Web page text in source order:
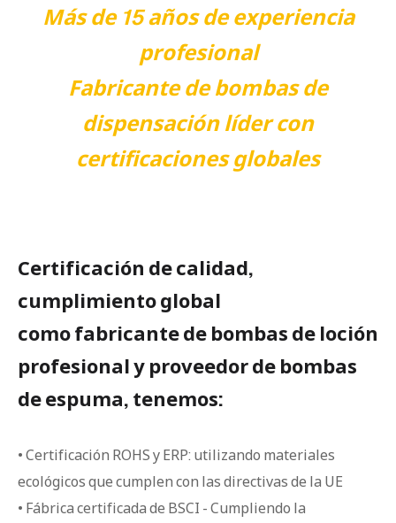
Más de 15 años de experiencia
profesional
Fabricante de bombas de
dispensación líder con
certificaciones globales
Certificación de calidad,
cumplimiento global
como fabricante de bombas de loción
profesional y proveedor de bombas
de espuma, tenemos:
• Certificación ROHS y ERP: utilizando materiales
ecológicos que cumplen con las directivas de la UE
• Fábrica certificada de BSCI - Cumpliendo la